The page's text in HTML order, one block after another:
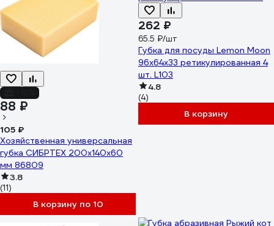
88 ₽
105 ₽
Хозяйственная универсальная
губка СИБРТЕХ 200х140х60
мм 86809
3.8
(11)
В корзину по 10
262 ₽
65.5 ₽/шт
Губка для посуды Lemon Moon
96x64x33 ретикулированная 4
шт. L103
4.8
(4)
В корзину